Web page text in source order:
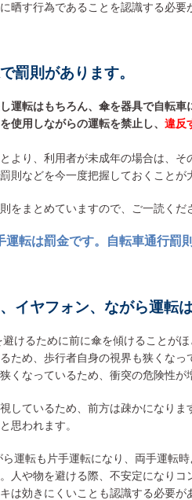
晒す行為であることを認識する必要
罰則があります。
運転はもちろん、傘を器具で自転
使用しながらの運転を禁止し、 違反
より、利用者が未成年の場合は、
則などを今一度把握しておくことが
をまとめていますので、ご一読くだ
運転は罰金です。自転車通行罰
イヤフォン、ながら運転
けるために前に傘を傾けることが
ため、歩行者自身の視界も狭くな
くなっているため、衝突の危険性が
しているため、前方は疎かになり
思われます。
運転も片手運転になり、両手運転
人や物を避ける際、不安定になり
は効きにくいことも認識する必要が